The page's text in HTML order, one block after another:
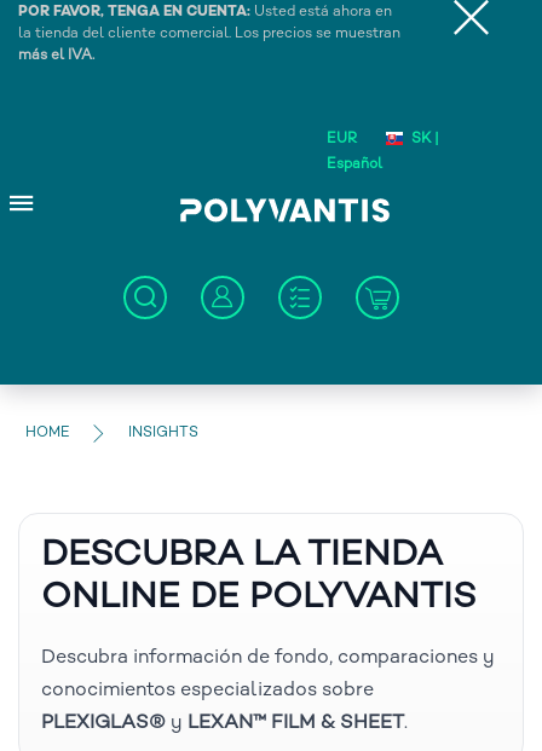
POR FAVOR, TENGA EN CUENTA: Usted está ahora en
la tienda del cliente comercial. Los precios se muestran
más el IVA.
EUR
SK |
Español
HOME INSIGHTS
DESCUBRA LA TIENDA
ONLINE DE POLYVANTIS
Descubra información de fondo, comparaciones y
conocimientos especializados sobre
PLEXIGLAS® y LEXAN™ FILM & SHEET.